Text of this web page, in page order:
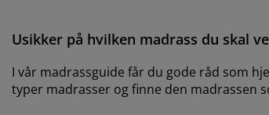
Usikker på hvilken madrass du skal
I vår madrassguide får du gode råd som
typer madrasser og finne den madrassen